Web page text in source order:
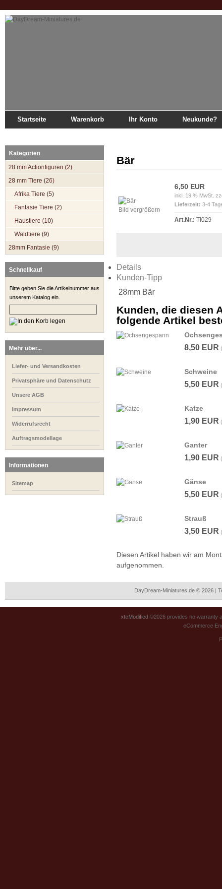
Startseite Warenkorb Ihr Konto Neukunde?
Kategorien
28 mm Actionfiguren (2)
28 mm Tiere (26)
Afrika Tiere (5)
Fantasie Tiere (2)
Haustiere (10)
Waldtiere (9)
28mm Fantasie (9)
Schnellkauf
Bitte geben Sie die Artikelnummer aus
unserem Katalog ein.
Mehr über...
Liefer- und Versandkosten
Privatsphäre und Datenschutz
Unsere AGB
Impressum
Widerrufsrecht
Auftragsmodellage
Informationen
Sitemap
Bär
Bild vergrößern
6,50 EUR
inkl. 19 % MwSt.
Lieferzeit: 3-4
Art.Nr.: TI029
Details
Kunden-Tipp
28mm Bär
Kunden, die diesen
folgende Artikel
8,50 EUR
Schweine
5,50 EUR
Katze
1,90 EUR
Ganter
1,90 EUR
Gänse
5,50 EUR
Strauß
3,50 EUR
Diesen Artikel haben wir am
aufgenommen.
DayDream-Miniatures.de © 2026 |
xtcModified ©2026 provides no warranty
eCommerce